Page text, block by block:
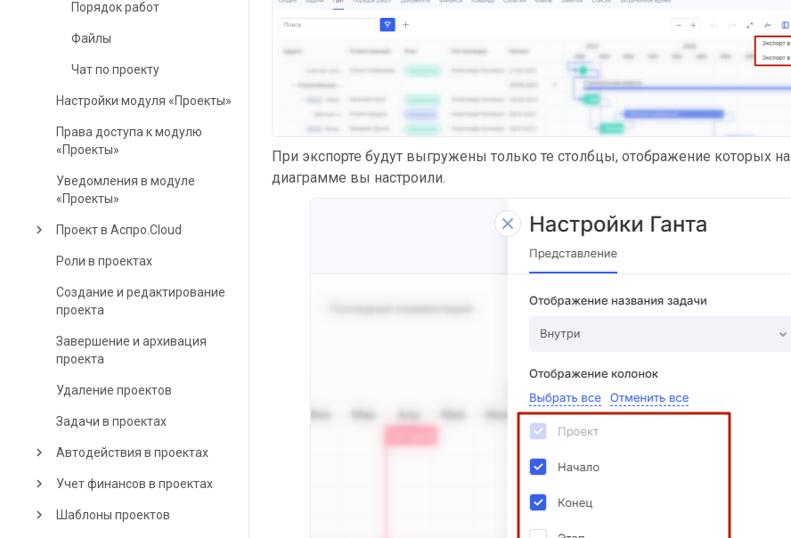
Порядок работ
Файлы
Чат по проекту
Настройки модуля «Проекты»
Права доступа к модулю
«Проекты»
Уведомления в модуле
«Проекты»
keyboard_arrow_right Проект в Аспро.Cloud
Роли в проектах
Создание и редактирование
проекта
Завершение и архивация
проекта
Удаление проектов
Задачи в проектах
keyboard_arrow_right Автодействия в проектах
keyboard_arrow_right Учет финансов в проектах
keyboard_arrow_right Шаблоны проектов
При экспорте будут выгружены только те столбцы, отображение которых на
диаграмме вы настроили.